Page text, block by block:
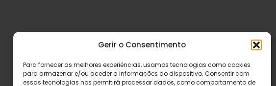
Gerir o Consentimento
Para fornecer as melhores experiências, usamos tecnologias como cookies
para armazenar e/ou aceder a informações do dispositivo. Consentir com
essas tecnologias nos permitirá processar dados, como comportamento de